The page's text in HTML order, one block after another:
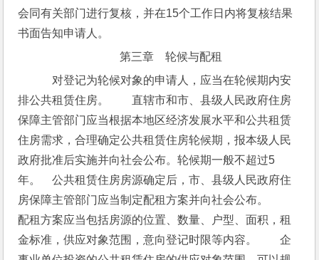
会同有关部门进行复核，并在15个工作日内将复核结果
书面告知申请人。
第三章　轮候与配租
对登记为轮候对象的申请人，应当在轮候期内安
排公共租赁住房。　　直辖市和市、县级人民政府住房
保障主管部门应当根据本地区经济发展水平和公共租赁
住房需求，合理确定公共租赁住房轮候期，报本级人民
政府批准后实施并向社会公布。轮候期一般不超过5
年。　公共租赁住房房源确定后，市、县级人民政府住
房保障主管部门应当制定配租方案并向社会公布。
配租方案应当包括房源的位置、数量、户型、面积，租
金标准，供应对象范围，意向登记时限等内容。　　企